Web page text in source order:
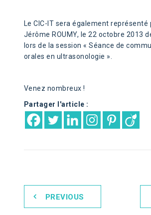
Le CIC-IT sera également représenté
Jérôme ROUMY, le 22 octobre 2013
lors de la session « Séance de
orales en ultrasonologie ».
Venez nombreux !
Partager l'article :
PREVIOUS